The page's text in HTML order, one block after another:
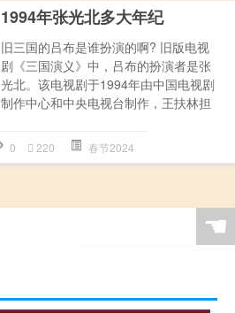
1994年张光北多大年纪
旧三国的吕布是谁扮演的啊? 旧版电视
剧《三国演义》中，吕布的扮演者是张
光北。该电视剧于1994年由中国电视剧
制作中心和中央电视台制作，王扶林担
0 220 春节2024
☚